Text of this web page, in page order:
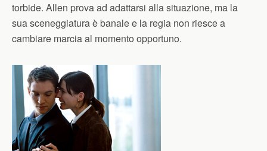
torbide. Allen prova ad adattarsi alla situazione, ma la
sua sceneggiatura è banale e la regia non riesce a
cambiare marcia al momento opportuno.